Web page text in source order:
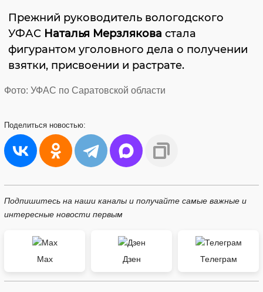
Прежний руководитель вологодского
УФАС Наталья Мерзлякова стала
фигурантом уголовного дела о получении
взятки, присвоении и растрате.
Фото: УФАС по Саратовской области
Поделиться новостью:
Подпишитесь на наши каналы и получайте самые важные и
интересные новости первым
Max Дзен Телеграм